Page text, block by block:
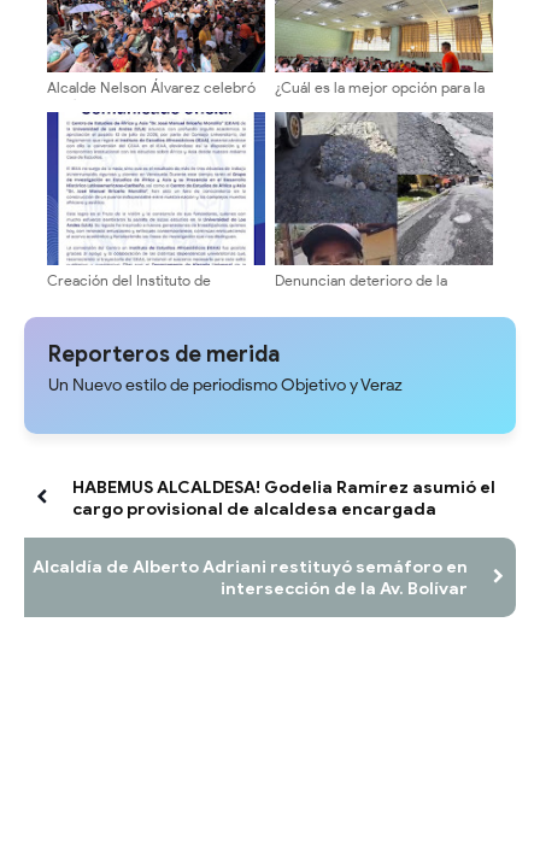
Alcalde Nelson Álvarez celebró
el Día del Niño con más de
2.000 asistentes
¿Cuál es la mejor opción para la
consultas con candidatos a la
dirección universitaria.
Creación del Instituto de
la Universidad de Los Andes
Denuncian deterioro de la
tras trabajos de tuberías de
Reporteros de merida
Un Nuevo estilo de periodismo Objetivo y Veraz
HABEMUS ALCALDESA! Godelia Ramírez asumió el
cargo provisional de alcaldesa encargada
Alcaldía de Alberto Adriani restituyó semáforo en
intersección de la Av. Bolívar